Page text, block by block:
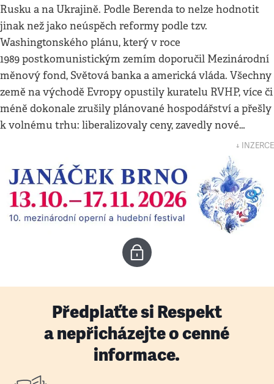
Rusku a na Ukrajině. Podle Berenda to nelze hodnotit
jinak než jako neúspěch reformy podle tzv.
Washingtonského plánu, který v roce
1989 postkomunistickým zemím doporučil Mezinárodní
měnový fond, Světová banka a americká vláda. Všechny
země na východě Evropy opustily kuratelu RVHP, více či
méně dokonale zrušily plánované hospodářství a přešly
k volnému trhu: liberalizovaly ceny, zavedly nové…
↓ INZERCE
Předplaťte si Respekt
a nepřicházejte o cenné
informace.